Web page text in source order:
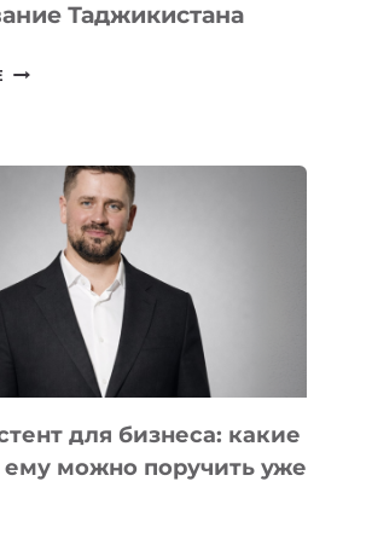
Таджикистана
КОТОРЫЕ
РАЗВИВАЮТ
ТЕХНОЛОГИЧЕСКОЕ
ОБРАЗОВАНИЕ
ТАДЖИКИСТАНА
для бизнеса: какие
ему можно поручить уже